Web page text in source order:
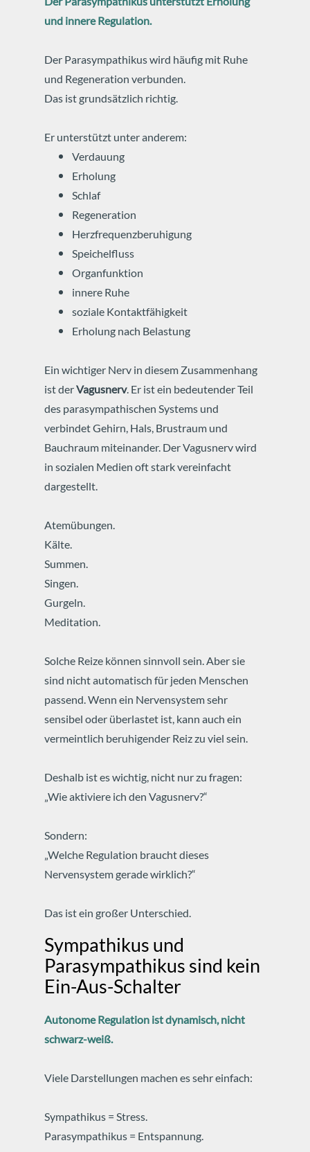
und innere Regulation.
Der Parasympathikus wird häufig mit Ruhe
und Regeneration verbunden.
Das ist grundsätzlich richtig.
Er unterstützt unter anderem:
Verdauung
Erholung
Schlaf
Regeneration
Herzfrequenzberuhigung
Speichelfluss
Organfunktion
innere Ruhe
soziale Kontaktfähigkeit
Erholung nach Belastung
Ein wichtiger Nerv in diesem Zusammenhang
ist derVagusnerv. Er ist ein bedeutender Teil
des parasympathischen Systems und
verbindet Gehirn, Hals, Brustraum und
Bauchraum miteinander. Der Vagusnerv wird
in sozialen Medien oft stark vereinfacht
dargestellt.
Atemübungen.
Kälte.
Summen.
Singen.
Gurgeln.
Meditation.
Solche Reize können sinnvoll sein.Aber sie
sind nicht automatisch für jeden Menschen
passend.Wenn ein Nervensystem sehr
sensibel oder überlastet ist, kann auch ein
vermeintlich beruhigender Reiz zu viel sein.
Deshalb ist es wichtig, nicht nur zu fragen:
„Wie aktiviere ich den Vagusnerv?“
Sondern:
„Welche Regulation braucht dieses
Nervensystem gerade wirklich?“
Das ist ein großer Unterschied.
Sympathikus und
Parasympathikus sind kein
Ein-Aus-Schalter
Autonome Regulation ist dynamisch, nicht
schwarz-weiß.
Viele Darstellungen machen es sehr einfach:
Sympathikus = Stress.
Parasympathikus = Entspannung.